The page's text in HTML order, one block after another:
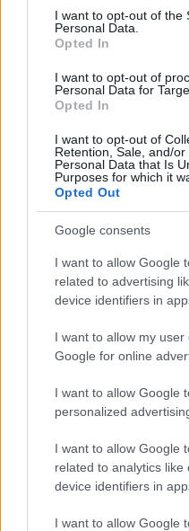
consent section.
I want to opt-out of the
Personal Data.
Opted In
I want to opt-out of
Personal Data for
Opted In
I want to opt-out of
Retention, Sale, and/
Personal Data that Is
Purposes for which it
Opted Out
Google consents
I want to allow Google
related to advertising
device identifiers in
I want to allow my
Google for online
I want to allow Google
personalized
I want to allow Google
related to analytics like
device identifiers in
I want to allow Google
Meccs Center
Leeds United
United
Felkészülési szezon 5.
Croke Park, Dublin
2026-08-12 20:30
3 nap 5 óra 16 perc 55
AC Milan vsManchester United